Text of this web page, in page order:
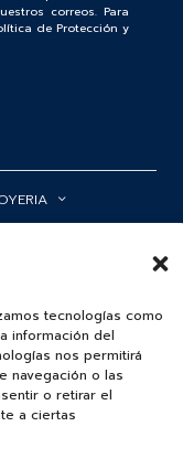
tecnologías como
información del
nos permitirá
navegación o las
o retirar el
a ciertas
correos. Para
de Protección y